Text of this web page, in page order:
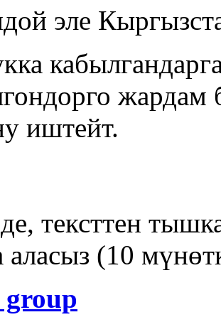
эле
иштейт.
тексттен
аласыз (10